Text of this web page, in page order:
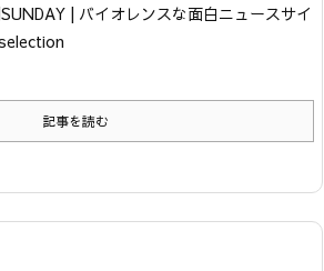
SUNDAY | バイオレンスな面白ニュースサイ
記事を読む